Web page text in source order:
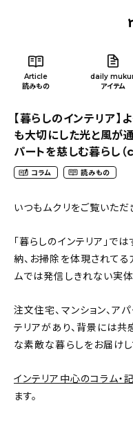
Article
読みもの
daily
アイテム
新着記事
おすすめの記事
インテリア
【暮らしのインテリア
も大切にした光と風が
パートを慈しむ暮らし
コラム 読みもの
いつもムクリをご覧いただ
「暮らしのインテリア」で
納、お掃除を体現されてる
ムでは発信しきれない実
注文住宅、マンション、ア
テリアがあり、背景には共
な素敵な暮らしをお届けし
インテリア中心のコラム・
ます。